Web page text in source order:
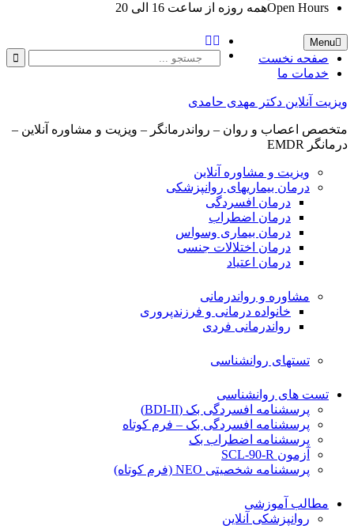
Open Hoursهمه روزه از ساعت 16 الی 20
Instagram
Linkedin
Search
Search
for:
ویزیت آنلاین دکتر مهدی حامدی
متخصص اعصاب و روان – رواندرمانگر – ویزیت و مشاوره آنلاین –
درمانگر EMDR
Menu
صفحه نخست
خدمات ما
ویزیت و مشاوره آنلاین
درمان بیماریهای روانپزشکی
درمان افسردگی
درمان اضطراب
درمان بیماری وسواس
درمان اختلالات جنسی
درمان اعتیاد
مشاوره و رواندرمانی
خانواده درمانی و فرزندپروری
رواندرمانی فردی
تستهای روانشناسی
تست های روانشناسی
پرسشنامه افسردگی بک (BDI-II)
پرسشنامه افسردگی بک – فرم کوتاه
پرسشنامه اضطراب بک
آزمون SCL-90-R
پرسشنامه شخصیتی NEO (فرم کوتاه)
مطالب آموزشی
روانپزشکی آنلاین